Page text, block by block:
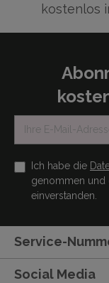
kostenlos
Ich habe die
genommen und
einverstanden.
Service-
Social Media